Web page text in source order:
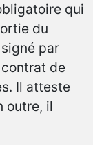
qui
du
par
de
Il atteste
outre, il